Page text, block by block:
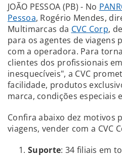
JOÃO PESSOA (PB) - No
Pessoa, Rogério Mendes,
Multimarcas da CVC Corp,
para os agentes de viagens
com a operadora. Para
clientes dos profissionais
inesquecíveis", a CVC
facilidade, produtos
marca, condições especiais
Confira abaixo dez motivos
viagens, vender com a CVC
Suporte: 34 filiais em